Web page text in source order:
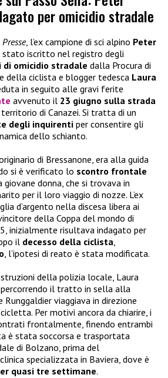
per omicidio stradale
, l’ex campione di sci alpino Peter
stato iscritto nel registro degli
di omicidio stradale dalla Procura di
della ciclista e blogger tedesca Laura
in seguito alle gravi ferite
avvenuto il 23 giugno sulla strada
di Canazei. Si tratta di un
degli inquirenti per consentire gli
dello schianto.
di Bressanone, era alla guida
si è verificato lo scontro frontale
donna, che si trovava in
per il loro viaggio di nozze. L’ex
d’argento nella discesa libera ai
della Coppa del mondo di
inizialmente risultava indagato per
il decesso della ciclista,
, l’ipotesi di reato è stata modificata.
della polizia locale, Laura
il tratto in sella alla
viaggiava in direzione
Per motivi ancora da chiarire, i
frontalmente, finendo entrambi
è stata soccorsa e trasportata
di Bolzano, prima del
specializzata in Baviera, dove è
quasi tre settimane.